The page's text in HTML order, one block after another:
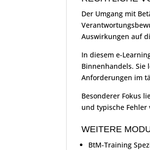
Der Umgang mit
Auswirkungen auf
In diesem e-
Binnenhandels. Sie
Anforderungen im
Besonderer Fokus
und typische
WEITERE
BtM-Training